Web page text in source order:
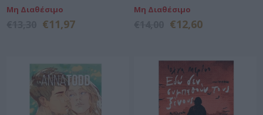
Μη Διαθέσιμο
€11,97
Μη Διαθέσιμο
€12,60